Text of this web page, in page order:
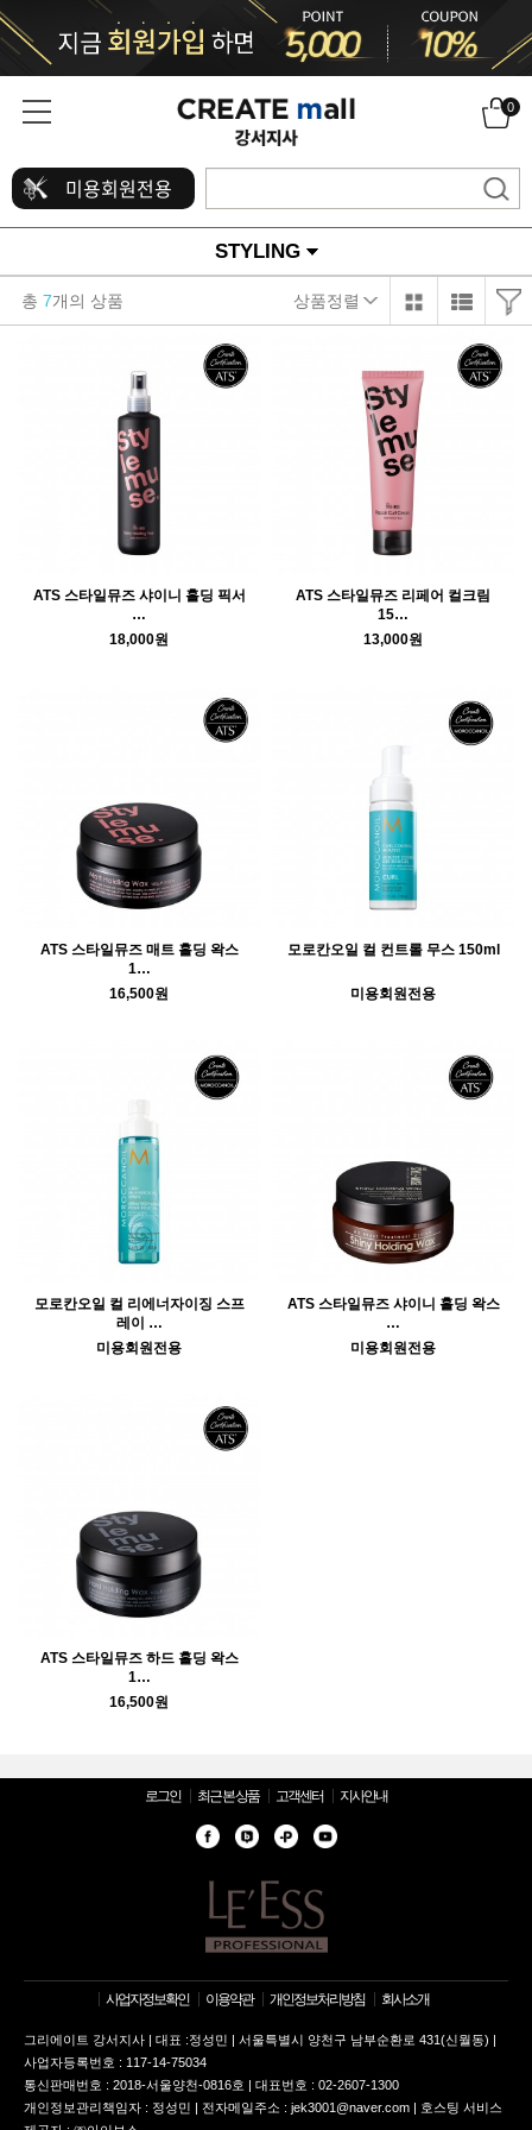
0
미용회원전용
STYLING
총 7개의 상품 상품정렬
ATS 스타일뮤즈 샤이니 홀딩 픽서
…
18,000원
ATS 스타일뮤즈 리페어 컬크림
15…
13,000원
ATS 스타일뮤즈 매트 홀딩 왁스
1…
16,500원
모로칸오일 컬 컨트롤 무스 150ml
미용회원전용
모로칸오일 컬 리에너자이징 스프
레이 …
미용회원전용
ATS 스타일뮤즈 샤이니 홀딩 왁스
…
미용회원전용
ATS 스타일뮤즈 하드 홀딩 왁스
1…
16,500원
로그인 최근 본 상품 고객센터 지사안내
사업자정보확인 이용약관 개인정보처리방침 회사소개
그리에이트 강서지사 | 대표 :정성민 | 서울특별시 양천구 남부순환로 431(신월동) |
사업자등록번호 : 117-14-75034
통신판매번호 : 2018-서울양천-0816호 | 대표번호 : 02-2607-1300
개인정보관리책임자 : 정성민 | 전자메일주소 : jek3001@naver.com | 호스팅 서비스